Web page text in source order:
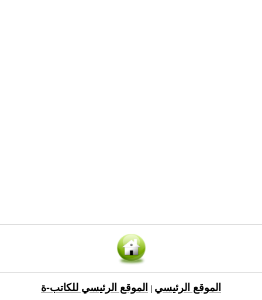
الموقع الرئيسي الموقع الرئيسي للكاتب-ة